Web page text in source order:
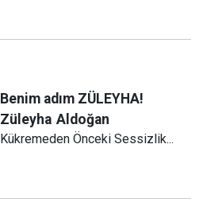
Benim adım ZÜLEYHA!
Züleyha Aldoğan
Kükremeden Önceki Sessizlik...